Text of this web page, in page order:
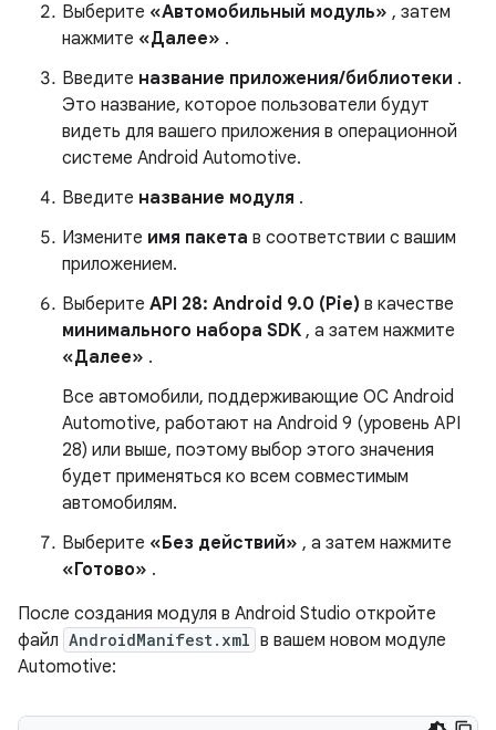
Выберите «Автомобильный модуль» , затем
нажмите «Далее» .
Введите название приложения/библиотеки .
Это название, которое пользователи будут
видеть для вашего приложения в операционной
системе Android Automotive.
Введите название модуля .
Измените имя пакета в соответствии с вашим
приложением.
Выберите API 28: Android 9.0 (Pie) в качестве
минимального набора SDK , а затем нажмите
«Далее» .
Все автомобили, поддерживающие ОС Android
Automotive, работают на Android 9 (уровень API
28) или выше, поэтому выбор этого значения
будет применяться ко всем совместимым
автомобилям.
Выберите «Без действий» , а затем нажмите
«Готово» .
После создания модуля в Android Studio откройте
файл AndroidManifest.xml в вашем новом модуле
Automotive: